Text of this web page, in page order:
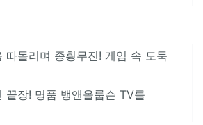
따돌리며 종횡무진! 게임 속 도둑
끝장! 명품 뱅앤올룹슨 TV를